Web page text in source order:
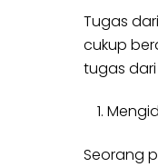
Tugas
cukup
tugas
Seorang